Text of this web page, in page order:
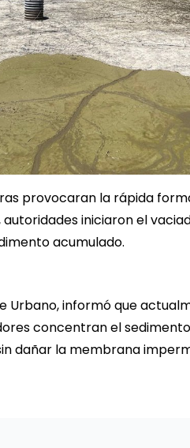
provocaran la rápida
autoridades iniciaron el
acumulado.
Urbano, informó que
concentran el
dañar la membrana